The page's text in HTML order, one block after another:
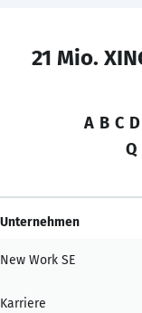
21 Mio.
A B C D
Q
Unternehmen
New Work SE
Karriere